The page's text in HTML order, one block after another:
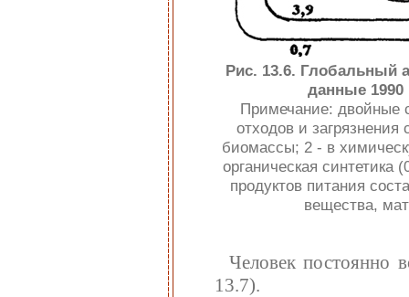
Рис. 13.6. Глобальный
данные 1990
Примечание: двойные
отходов и
биомассы; 2 - в
органическая синтетика
продуктов питания
вещества,
Человек постоянно
13.7).